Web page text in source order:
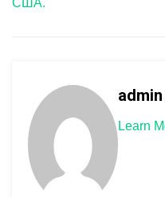
admin
Learn